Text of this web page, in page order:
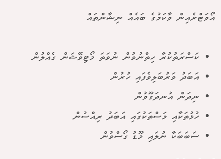
އޯވަޓްރެއިން ވާކަމުގެ ބައެއް ނިޝާންތައް
ކަސްރަތުކުރާ ހިތްނުވުން ނުވަތަ މޯޓިވޭޝަން ގެއްލުން
އަބަދު ވަރުބަލިވެފައި ހުރުން
ނިދަން އުނދަގޫވުން
ހުޅުތަކާއި މަސްތަކުގައި އަބަދު ރިއްސުން
ސަބަބަކާ ނުލައި މޫޑު ގޯސްވުން